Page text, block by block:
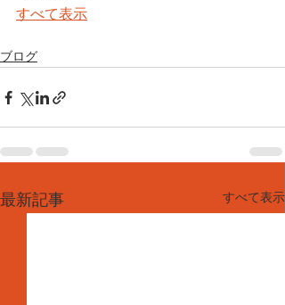
すべて表示
ブログ
最新記事 すべて表示